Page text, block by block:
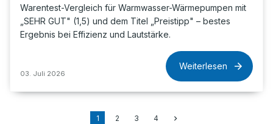
Warentest-Vergleich für Warmwasser-Wärmepumpen mit
„SEHR GUT" (1,5) und dem Titel „Preistipp" – bestes
Ergebnis bei Effizienz und Lautstärke.
03. Juli 2026
Weiterlesen
1 2 3 4